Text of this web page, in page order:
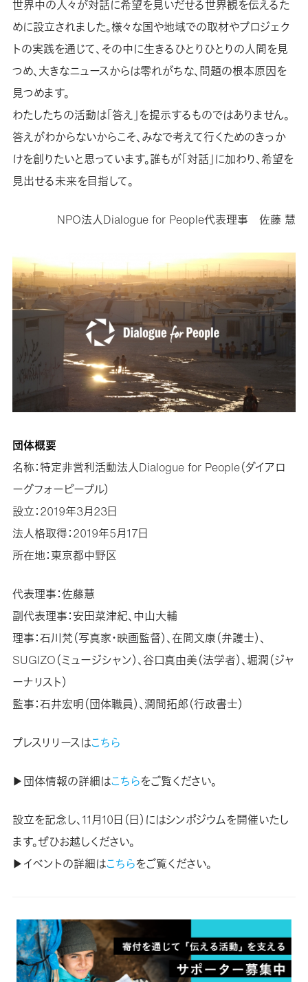
世界中の人々が対話に希望を見いだせる世界観を伝えるた
めに設立されました。様々な国や地域での取材やプロジェク
トの実践を通じて、その中に生きるひとりひとりの人間を見
つめ、大きなニュースからは零れがちな、問題の根本原因を
見つめます。
わたしたちの活動は「答え」を提示するものではありません。
答えがわからないからこそ、みなで考えて行くためのきっか
けを創りたいと思っています。誰もが「対話」に加わり、希望を
見出せる未来を目指して。
NPO法人Dialogue for People代表理事 佐藤 慧
団体概要
名称：特定非営利活動法人Dialogue for People（ダイアロ
ーグフォーピープル）
設立：2019年3月23日
法人格取得：2019年5月17日
所在地：東京都中野区
代表理事：佐藤慧
副代表理事：安田菜津紀、中山大輔
理事：石川梵（写真家・映画監督）、在間文康（弁護士）、
SUGIZO（ミュージシャン）、谷口真由美（法学者）、堀潤（ジャ
ーナリスト）
監事：石井宏明（団体職員）、潤間拓郎（行政書士）
プレスリリースはこちら
▶︎団体情報の詳細はこちらをご覧ください。
設立を記念し、11月10日（日）にはシンポジウムを開催いたし
ます。ぜひお越しください。
▶︎イベントの詳細はこちらをご覧ください。